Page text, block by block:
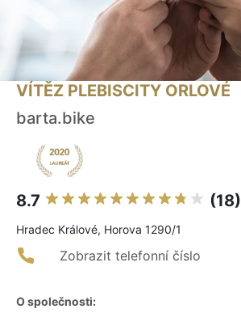
VÍTĚZ PLEBISCITY ORLOVÉ
barta.bike
8.7 (18)
Hradec Králové, Horova 1290/1
Zobrazit telefonní číslo
O společnosti: